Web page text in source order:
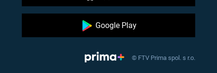
Google Play
© FTV Prima spol. s r.o.